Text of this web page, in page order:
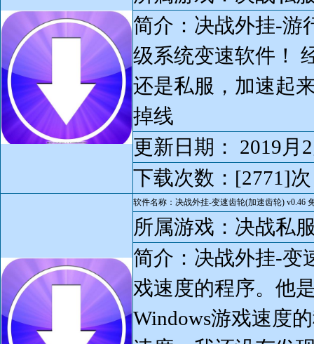
简介：决战外挂-游
级系统变速软件！
还是私服，加速起
掉线
更新日期： 2019月
下载次数：[2771]次
软件名称：决战外挂-变速齿轮(加速齿轮) v0.46
所属游戏：决战私
简介：决战外挂-变
戏速度的程序。他
Windows游戏速度